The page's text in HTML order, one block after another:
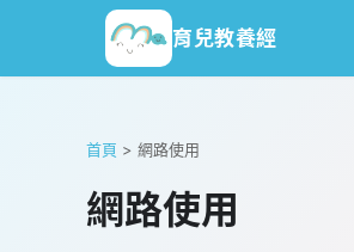
育兒教養經
首頁 > 網路使用
網路使用